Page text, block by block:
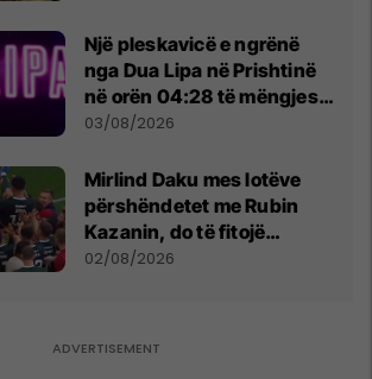
Një pleskavicë e ngrënë
nga Dua Lipa në Prishtinë
në orën 04:28 të mëngjesit
- dhe bota digjitale serbe
03/08/2026
Mirlind Daku mes lotëve
përshëndetet me Rubin
Kazanin, do të fitojë
miliona te Spartak Moska
02/08/2026